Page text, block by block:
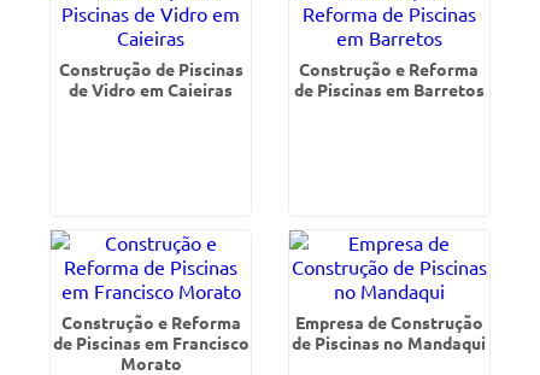
Construção de Piscinas
de Vidro em Caieiras
Construção e Reforma
de Piscinas em Barretos
Construção e Reforma
de Piscinas em Francisco
Morato
Empresa de Construção
de Piscinas no Mandaqui